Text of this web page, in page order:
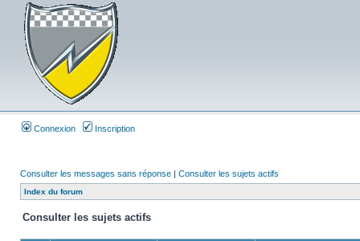
Connexion Inscription
Consulter les messages sans réponse | Consulter les sujets actifs
Index du forum
Consulter les sujets actifs